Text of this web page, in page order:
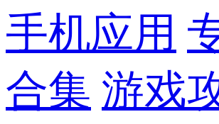
手机应用
合集 游戏